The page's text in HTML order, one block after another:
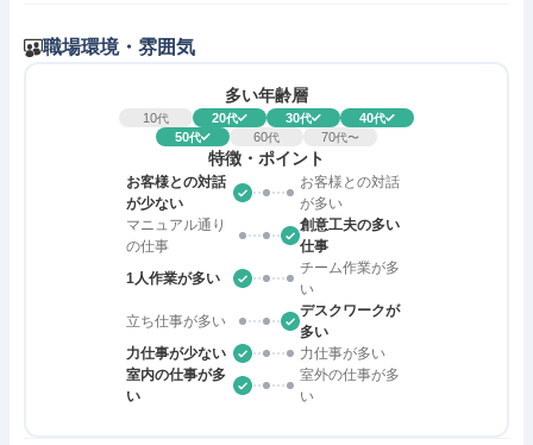
職場環境・雰囲気
多い年齢層
10代 20代 30代 40代
50代 60代 70代〜
特徴・ポイント
お客様との対話
が少ない
お客様との対話
が多い
マニュアル通り
の仕事
創意工夫の多い
仕事
1人作業が多い
チーム作業が多
い
立ち仕事が多い
デスクワークが
多い
力仕事が少ない
力仕事が多い
室内の仕事が多
い
室外の仕事が多
い